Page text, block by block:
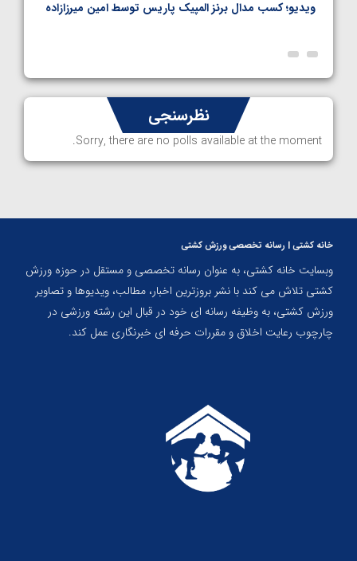
ویدیو؛ کسب مدال برنز المپیک پاریس توسط امین میرزازاده
نظرسنجی
Sorry, there are no polls available at the moment.
خانه کشتی | رسانه تخصصی ورزش کشتی
وبسایت خانه کشتی، به عنوان رسانه تخصصی و مستقل در حوزه ورزش
کشتی تلاش می کند با نشر بروزترین اخبار، مطالب، ویدیوها و تصاویر
ورزش کشتی، به وظیفه رسانه ای خود در قبال این رشته ورزشی در
چارچوب رعایت اخلاق و مقررات حرفه ای خبرنگاری عمل کند.